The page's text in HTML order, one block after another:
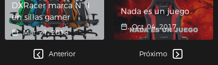
Anterior
DXRacer marca N° 1
en sillas gamer
Mar. 21, 2018
Nada es un juego
Oct. 04, 2017
Próximo